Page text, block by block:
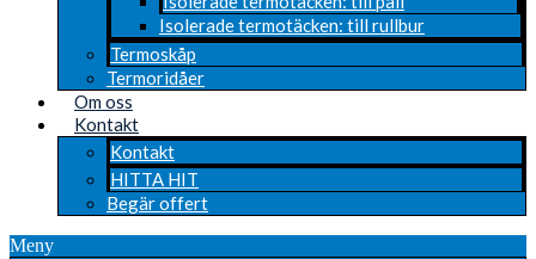
Isolerade termotäcken: till rullbur
Termoskåp
Termoridåer
Om oss
Kontakt
Kontakt
HITTA HIT
Begär offert
Meny